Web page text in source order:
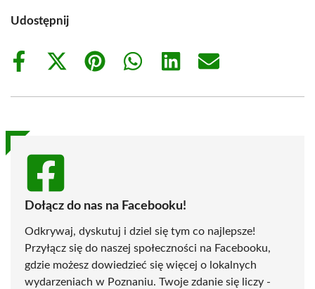
Udostępnij
Share
Share
(Twitter)
Share
Share
Share
Share
Dołącz do nas na Facebooku!
Odkrywaj, dyskutuj i dziel się tym co najlepsze!
Przyłącz się do naszej społeczności na Facebooku,
gdzie możesz dowiedzieć się więcej o lokalnych
wydarzeniach w Poznaniu. Twoje zdanie się liczy -